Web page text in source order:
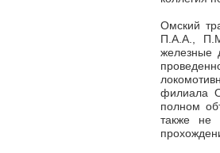
Омский
П.А.А.,
железные
филиала
полном
также не